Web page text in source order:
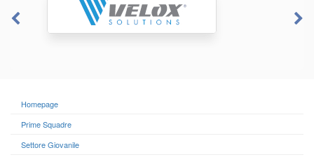
Homepage
Prime Squadre
Settore Giovanile